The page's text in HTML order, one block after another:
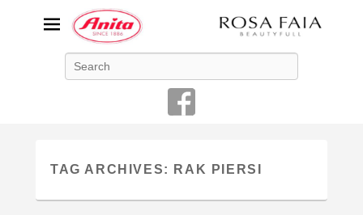
ANITA-unikalna bielizna
damska
Niemiecka firma Anita jest od 1886 roku producentem bielizny
damskiej o najwyższej jakości
TAG ARCHIVES: RAK PIERSI